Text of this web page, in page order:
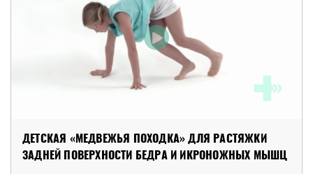
ДЕТСКАЯ «МЕДВЕЖЬЯ ПОХОДКА» ДЛЯ РАСТЯЖКИ
ЗАДНЕЙ ПОВЕРХНОСТИ БЕДРА И ИКРОНОЖНЫХ МЫШЦ